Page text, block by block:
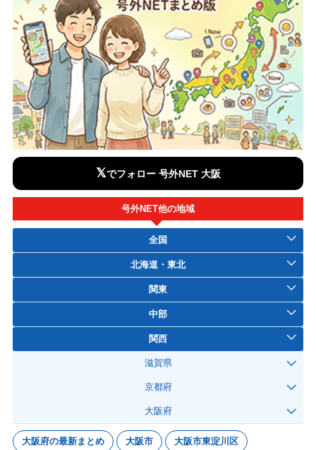
𝕏でフォロー 号外NET 大阪
号外NET他の地域
全国
北海道・東北
関東
中部
関西
滋賀県
京都府
大阪府
大阪府の最新まとめ 大阪市 大阪市東淀川区